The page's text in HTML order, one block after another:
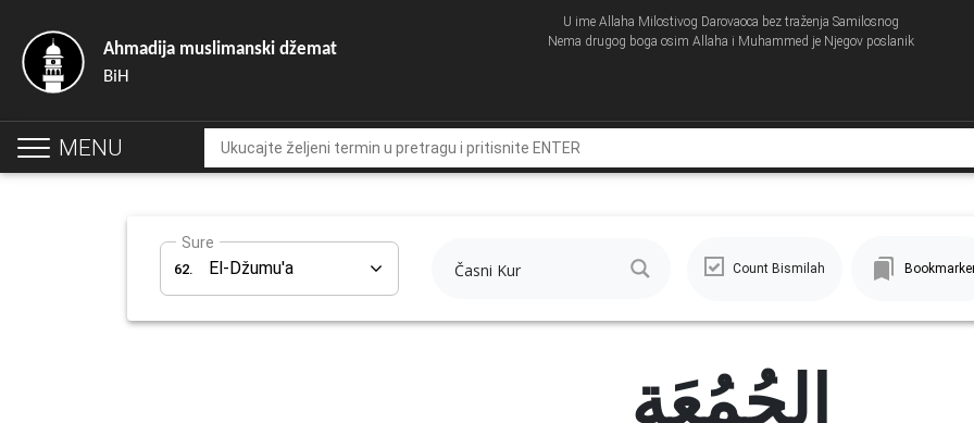
U ime Allaha Milostivog Darovaoca bez traženja Samilosnog
Nema drugog boga osim Allaha i Muhammed je Njegov poslanik
Ahmadija muslimanski džemat
BiH
MENU
Sure
62. El-Džumu'a Count Bismilah
الجُمُعَة